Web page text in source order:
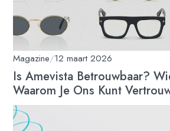
Magazine/12 maart 2026
Is Amevista Betrouwbaar?
Waarom Je Ons Kunt